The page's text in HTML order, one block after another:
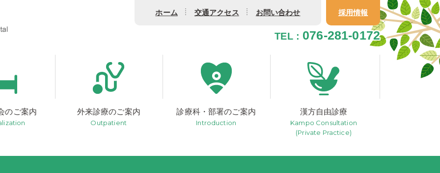
採用情報
ホーム 交通アクセス お問い合わせ
TEL : 076-281-0172
のご案内 外来診療のご案内
Outpatient
診療科・部署のご案内
Introduction
漢方自由診療
Kampo Consultation
(Private Practice)